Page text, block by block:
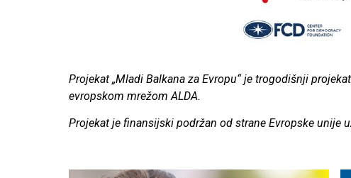
Projekat „Mladi Balkana za Evropu“ je trogodišnji
evropskom mrežom ALDA.
Projekat je finansijski podržan od strane Evropske unije